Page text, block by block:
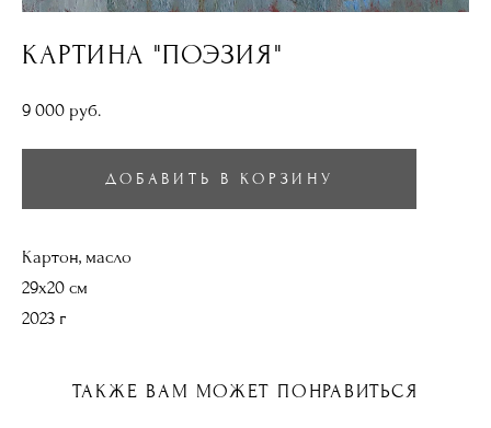
КАРТИНА "ПОЭЗИЯ"
9 000 pуб.
ДОБАВИТЬ В КОРЗИНУ
Картон, масло
29х20 см
2023 г
ТАКЖЕ ВАМ МОЖЕТ ПОНРАВИТЬСЯ